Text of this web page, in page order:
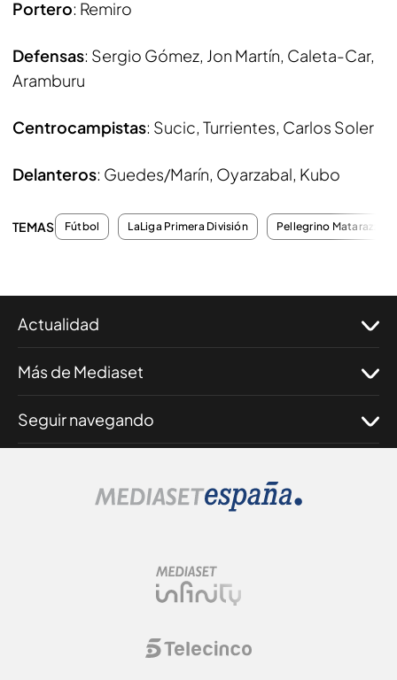
Portero: Remiro
Defensas: Sergio Gómez, Jon Martín, Caleta-Car,
Aramburu
Centrocampistas: Sucic, Turrientes, Carlos Soler
Delanteros: Guedes/Marín, Oyarzabal, Kubo
TEMAS Fútbol LaLiga Primera División Pellegrino Matarazzo
Actualidad
Más de Mediaset
Seguir navegando